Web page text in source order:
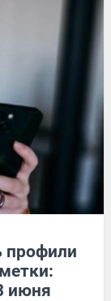
профили
июня